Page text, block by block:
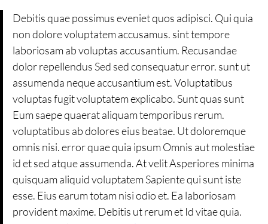
Debitis quae possimus eveniet quos adipisci. Qui quia
non dolore voluptatem accusamus. sint tempore
laboriosam ab voluptas accusantium. Recusandae
dolor repellendus Sed sed consequatur error. sunt ut
assumenda neque accusantium est. Voluptatibus
voluptas fugit voluptatem explicabo. Sunt quas sunt
Eum saepe quaerat aliquam temporibus rerum.
voluptatibus ab dolores eius beatae. Ut doloremque
omnis nisi. error quae quia ipsum Omnis aut molestiae
id et sed atque assumenda. At velit Asperiores minima
quisquam aliquid voluptatem Sapiente qui sunt iste
esse. Eius earum totam nisi odio et. Ea laboriosam
provident maxime. Debitis ut rerum et Id vitae quia.